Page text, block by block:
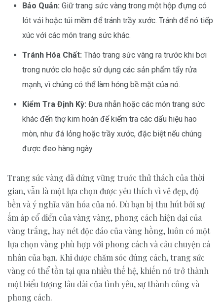
Bảo Quản: Giữ trang sức vàng trong một hộp đựng có
lót vải hoặc túi mềm để tránh trầy xước. Tránh để nó tiếp
xúc với các món trang sức khác.
Tránh Hóa Chất: Tháo trang sức vàng ra trước khi bơi
trong nước clo hoặc sử dụng các sản phẩm tẩy rửa
mạnh, vì chúng có thể làm hỏng bề mặt của nó.
Kiểm Tra Định Kỳ: Đưa nhẫn hoặc các món trang sức
khác đến thợ kim hoàn để kiểm tra các dấu hiệu hao
mòn, như đá lỏng hoặc trầy xước, đặc biệt nếu chúng
được đeo hàng ngày.
Trang sức vàng đã đứng vững trước thử thách của thời
gian, vẫn là một lựa chọn được yêu thích vì vẻ đẹp, độ
bền và ý nghĩa văn hóa của nó. Dù bạn bị thu hút bởi sự
ấm áp cổ điển của vàng vàng, phong cách hiện đại của
vàng trắng, hay nét độc đáo của vàng hồng, luôn có một
lựa chọn vàng phù hợp với phong cách và câu chuyện cá
nhân của bạn. Khi được chăm sóc đúng cách, trang sức
vàng có thể tồn tại qua nhiều thế hệ, khiến nó trở thành
một biểu tượng lâu dài của tình yêu, sự thành công và
phong cách.